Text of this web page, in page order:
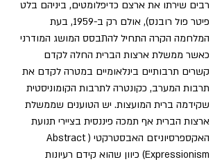
רבים שירתו את ארצם כדיפלומטים, ביניהם בלט
פיטר פול רובנס), אולם רק ב-1959, בעת
המלחמה הקרה התחיל להתבסס המושג המודרני
כאשר ממשלת ארצות הברית החלה לקדם
קשרים תרבותיים בינלאומיים במטרה לקדם את
תרבות המערב, כקונטרה לתרבות הקומוניסטית
שקידמה ברית המועצות. יש הטוענים שממשלת
ארצות הברית אף תמכה פיננסית בציירי תנועת
האקספרסיוניזם האבסטרקטי (Abstract
Expressionism) כיוון שהוא קידם רעיונות